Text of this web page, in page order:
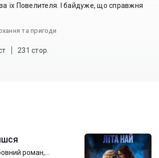
їх Повелителя. І байдуже, що справжня
та пригоди
231 стор.
роман,